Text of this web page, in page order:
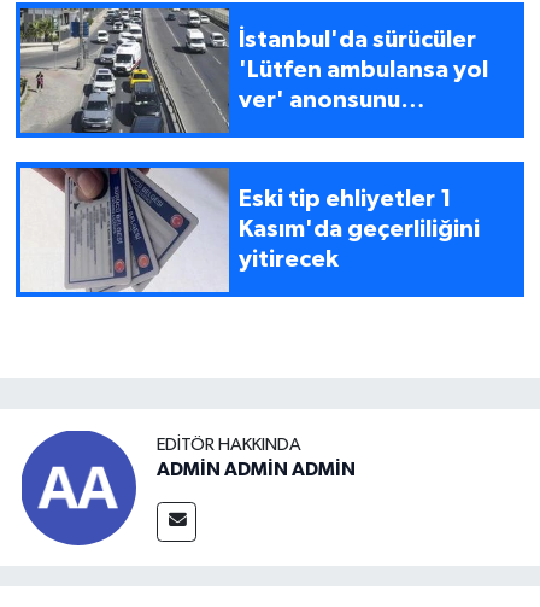
İstanbul'da sürücüler
'Lütfen ambulansa yol
ver' anonsunu
Eski tip ehliyetler 1
Kasım'da geçerliliğini
yitirecek
EDITÖR HAKKINDA
ADMİN ADMİN ADMİN